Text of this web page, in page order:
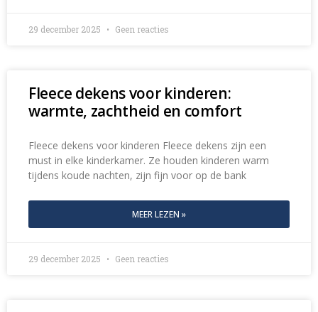
29 december 2025 Geen reacties
Fleece dekens voor kinderen:
warmte, zachtheid en comfort
Fleece dekens voor kinderen Fleece dekens zijn een
must in elke kinderkamer. Ze houden kinderen warm
tijdens koude nachten, zijn fijn voor op de bank
MEER LEZEN »
29 december 2025 Geen reacties